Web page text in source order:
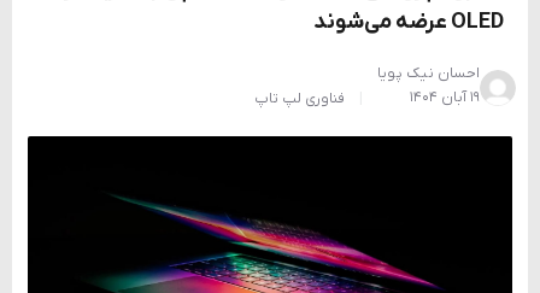
OLED عرضه می‌شوند
احسان نیک پویا
۱۹ آبان ۱۴۰۴
فناوری لپ تاپ